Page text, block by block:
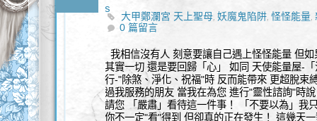
大甲鄭瀾宮 天上聖母,妖魔鬼陷阱,怪怪能量,
負能量清理除煞
0 篇留言
我相信沒有人 刻意要讓自己遇上怪怪能量 但
其實一切 還是要回歸「心」 如同 天使能量屋-
行-"除煞、淨化、祝福"時 反而能帶來 更超脫束
過我服務的朋友 當我在為您 進行"靈性諮詢"時
請您 「嚴肅」看待這一件事！ 「不要以為」我
你不一定"看"得到 但卻真的正在發生！ 這幾天